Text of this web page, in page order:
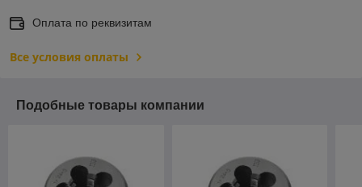
Оплата по реквизитам
Все условия оплаты
Подобные товары компании